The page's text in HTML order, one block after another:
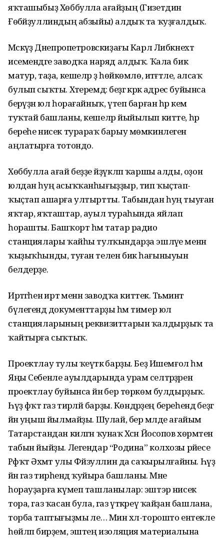
яҡташыбыҙ Хөббулла ағайҙың (Гизетдин
Ғөбәйҙуллиндың абзыйы) алдыҡ та ҡуҙғалдыҡ.
Мәскәүҙә Днепропетровскиҙағы Карл Либкнехт
исемендәге заводҡа наряд алдыҡ. Ҡала бик
матур, таҙа, кешеләр ҙә һөйкөмлө, итәғәтле, алсаҡ
булып сыҡты. Хәтеремдә: беҙгә кәрәк адрес буйынса
берәүҙән юл һорағайныҡ, үтеп барған һәр кем
туҡтай башланы, кешеләр йыйылып китте, һәр
береһе нисек турараҡ барыу мөмкинлеген
аңлатырға тотондо.
Хөббулла ағай беҙҙе әйҙүкләп ҡаршы алды, оҙон
юлдан һуң асыҡҡанһығыҙҙыр, тип ҡыҫтап-
ҡыҫтап ашарға ултыртты. Табындан һуң тыуған
яҡтар, яҡташтар, ауыл тураһында яйлап
һорашты. Башҡорт һәм татар радио
станциялары ҡайһы тулҡындарҙа эшләүе менән
ҡыҙыҡһынды, туған телен бик һағыныуын
белдерҙе.
Иртәгәһенә иртә менән заводҡа киттек. Тәьминәт
бүлегендә документтарҙы һәм тимер юл
станцияларының реквизиттарын ҡалдырҙыҡ та
ҡайтырға сыҡтыҡ.
Проектлау тулы ҡеүәткә барҙы. Беҙ Ишемғол һәм
Яңы Себенле ауылдарында урам селтәрҙәрен
проектлау буйынса йәнә бер төркөм булдырҙыҡ.
Һүҙ фәҡәт газ тирәләй барҙы. Көндәрҙең береһендә беҙгә
йәнә уңыш йылмайҙы. Шулай, бер мәлде ағайым
Татарстандан килгән ҡунаҡ Хәсән Йосопов хөрмәтенә
табын йыйҙы. Легендар “Родина” колхозы рәйесе
Рәфҡәт Әхмәт улы Фәйзуллин да саҡырылғайны. Һүҙ
йәнә газ тирәһендә ҡуйыра башланы. Мне
һорауҙарға күмеп ташланылар: эштэәр нисек
тора, газ ҡасан була, газ үткәреү ҡайҙан башлана,
торба таптығыҙмы әле… Мин хәл-торошто ентекле
һөйләп бирҙем, эштең изоляция материалына